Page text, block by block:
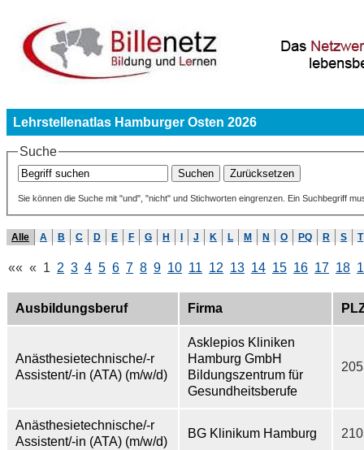
Lehrstellenatlas Hamburger Osten 2026
Suche
Sie können die Suche mit "und", "nicht" und Stichworten eingrenzen. Ein Suchbegriff
Alle A B C D E F G H J K L M N O PQ R S T
«« « 1 2 3 4 5 6 7 8 9 10 11 12 13 14 15 16 17 18
Ausbildungsberuf Firma
Anästhesietechnische/-r
Assistent/-in (ATA) (m/w/d)
Asklepios Kliniken
Hamburg GmbH
Bildungszentrum für
Gesundheitsberufe
Anästhesietechnische/-r
Assistent/-in (ATA) (m/w/d)
BG Klinikum Hamburg